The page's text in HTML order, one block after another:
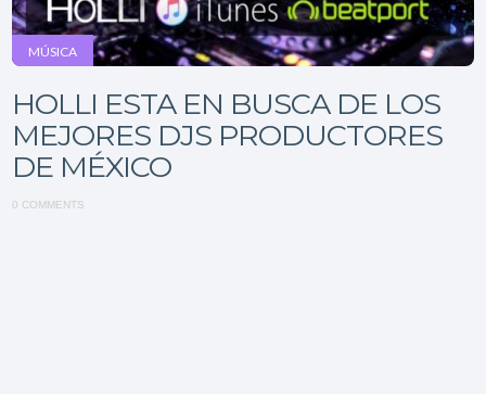
MÚSICA
HOLLI ESTA EN BUSCA DE LOS
MEJORES DJS PRODUCTORES
DE MÉXICO
0 COMMENTS